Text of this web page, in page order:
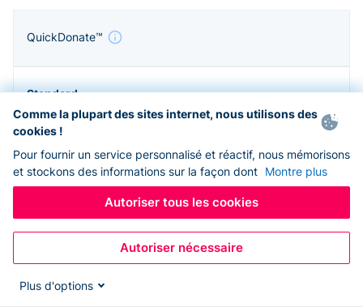
QuickDonate™
Comme la plupart des sites internet, nous utilisons des
cookies !
Pour fournir un service personnalisé et réactif, nous mémorisons
et stockons des informations sur la façon dont Montre plus
Autoriser tous les cookies
Autoriser nécessaire
Plus d'options